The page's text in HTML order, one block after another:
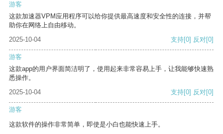
游客
这款加速器VPM应用程序可以给你提供最高速度和安全性的连接，并帮
助你在网络上自由移动。
2025-10-04
支持[0] 反对[0]
游客
这款app的用户界面简洁明了，使用起来非常容易上手，让我能够快速熟
悉操作。
2025-10-04
支持[0] 反对[0]
游客
这款软件的操作非常简单，即使是小白也能快速上手。